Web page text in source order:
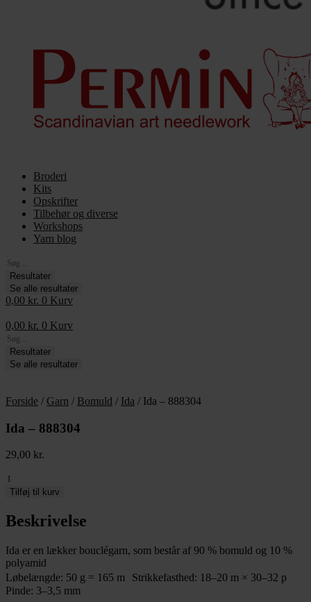
Broderi
Kits
Opskrifter
Tilbehør og diverse
Workshops
Yarn blog
Search
...Resultater
Se alle resultater
0,00 kr. 0 Kurv
0,00 kr. 0 Kurv
Search
...Resultater
Se alle resultater
Forside / Garn / Bomuld / Ida / Ida – 888304
Ida – 888304
29,00 kr.
Ida
antal
Tilføj til kurv
Beskrivelse
Ida er en lækker bouclégarn, som består af 90 % bomuld og 10 %
polyamid
Løbelængde: 50 g = 165 m Strikkefasthed: 18–20 m × 30–32 p
Pinde: 3–3,5 mm